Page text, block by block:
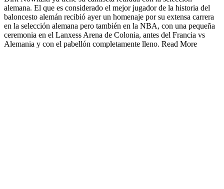
alemana. El que es considerado el mejor jugador de la historia del
baloncesto alemán recibió ayer un homenaje por su extensa carrera
en la selección alemana pero también en la NBA, con una pequeña
ceremonia en el Lanxess Arena de Colonia, antes del Francia vs
Alemania y con el pabellón completamente lleno. Read More